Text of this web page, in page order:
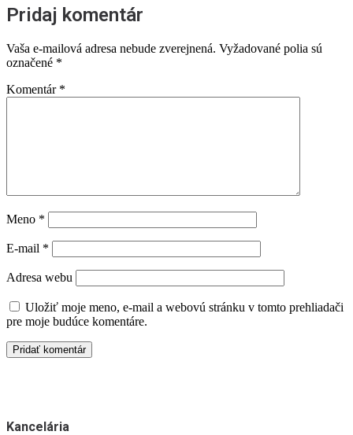
Pridaj komentár
Vaša e-mailová adresa nebude zverejnená. Vyžadované polia sú
označené *
Komentár *
Meno *
E-mail *
Adresa webu
Uložiť moje meno, e-mail a webovú stránku v tomto prehliadači
pre moje budúce komentáre.
Kancelária